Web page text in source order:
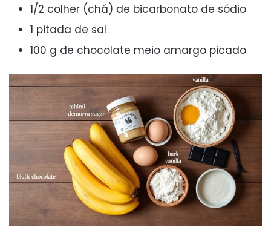
1/2 colher (chá) de bicarbonato de sódio
1 pitada de sal
100 g de chocolate meio amargo picado